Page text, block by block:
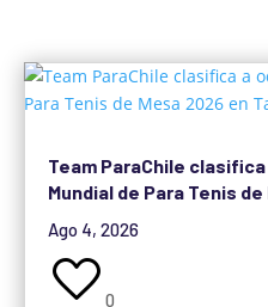
Team ParaChile
Mundial de Para Tenis
Ago 4, 2026
0